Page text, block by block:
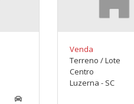
Venda
Terreno / Lote
Centro
Luzerna - SC